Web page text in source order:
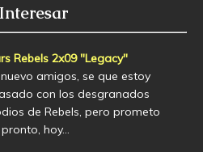
Rebels 2x09 "Legacy"
amigos, se que estoy
con los desgranados
de Rebels, pero prometo
hoy…